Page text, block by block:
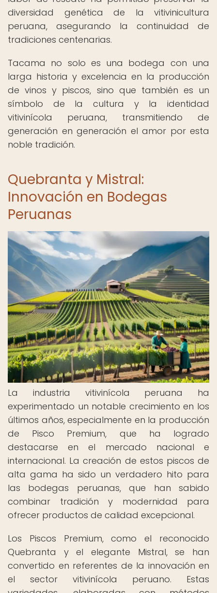
diversidad genética de la vitivinicultura
peruana, asegurando la continuidad de
tradiciones centenarias.
Tacama no solo es una bodega con una
larga historia y excelencia en la producción
de vinos y piscos, sino que también es un
símbolo de la cultura y la identidad
vitivinícola peruana, transmitiendo de
generación en generación el amor por esta
noble tradición.
Quebranta y Mistral:
Innovación en Bodegas
Peruanas
La industria vitivinícola peruana ha
experimentado un notable crecimiento en los
últimos años, especialmente en la producción
de Pisco Premium, que ha logrado
destacarse en el mercado nacional e
internacional. La creación de estos piscos de
alta gama ha sido un verdadero hito para
las bodegas peruanas, que han sabido
combinar tradición y modernidad para
ofrecer productos de calidad excepcional.
Los Piscos Premium, como el reconocido
Quebranta y el elegante Mistral, se han
convertido en referentes de la innovación en
el sector vitivinícola peruano. Estas